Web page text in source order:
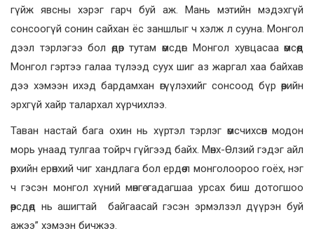
гүйж явсны хэрэг гарч буй аж. Мань мэтийн мэдэхгүй
сонсоогүй сонин сайхан ёс заншлыг ч хэлж л сууна. Монгол
дээл тэрлэгээ бол өдөр тутам өмсдөг. Монгол хувцасаа өмсөөд
Монгол гэртээ галаа түлээд суух шиг аз жаргал хаа байхав
дээ хэмээн ихэд бардамхан өгүүлэхийг сонсоод бүр өөрийн
эрхгүй хайр талархал хүрчихлээ.
Таван настай бага охин нь хүртэл тэрлэг өмсчихсөн модон
морь унаад тулгаа тойрч гүйгээд байх. Мөнх-Өлзий гэдэг айл
өрхийн ерөнхий чиг хандлага бол ердөө л монголоороо гоёх, нэг
ч гэсэн монгол хүний мөнгө гадагшаа урсах биш дотогшоо
өөрсдөд нь ашигтай байгаасай гэсэн эрмэлзэл дүүрэн буй
ажээ” хэмээн бичжээ.